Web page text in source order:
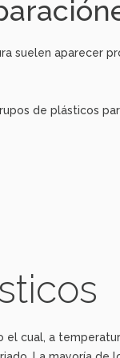
suelen aparecer
de plásticos
el cual, a